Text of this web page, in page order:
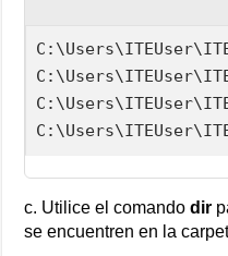
c. Utilice el comandodir
se encuentren en la